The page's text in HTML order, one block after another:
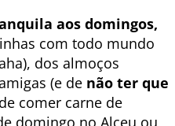
aos domingos,
com todo mundo
dos almoços
(e de não ter que
comer carne de
domingo no Alceu ou